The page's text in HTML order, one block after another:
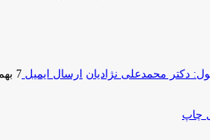
دکتر محمدعلی نژادیان ارسال ایمیل 7 بهمن 1399 14:15
چاپ